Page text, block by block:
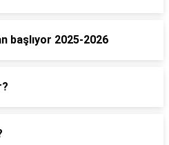
başlıyor 2025-2026